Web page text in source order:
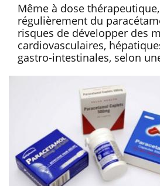
Même à dose
régulièrement du
risques de développer des
cardiovasculaires,
gastro-intestinales, selon